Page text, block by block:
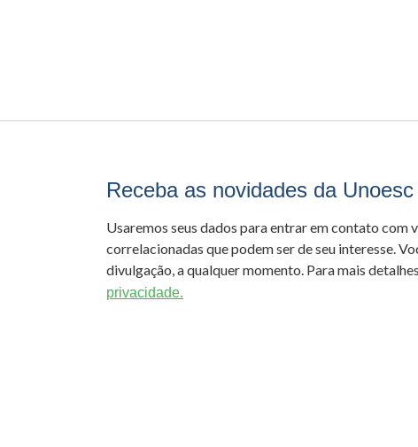
Receba as novidades da Unoesc
Usaremos seus dados para entrar em contato com
correlacionadas que podem ser de seu interesse.
divulgação, a qualquer momento. Para mais
privacidade.